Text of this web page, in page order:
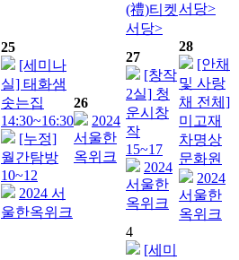
(禮)티켓
서당>
서당>
25
[세미나
실] 태화샘
솟는집
14:30~16:30
[누정]
월간탐방
10~12
2024 서
울한옥위크
26
2024
서울한
옥위크
27
[창작
2실] 청
운시창
작
15~17
2024
서울한
옥위크
28
[안채
및 사랑
채 전체]
미고재
차명상
문화원
2024
서울한
옥위크
4
[세미